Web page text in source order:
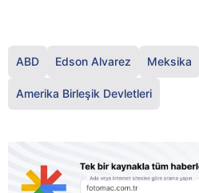
ABD Edson Alvarez Meksika
Amerika Birleşik Devletleri